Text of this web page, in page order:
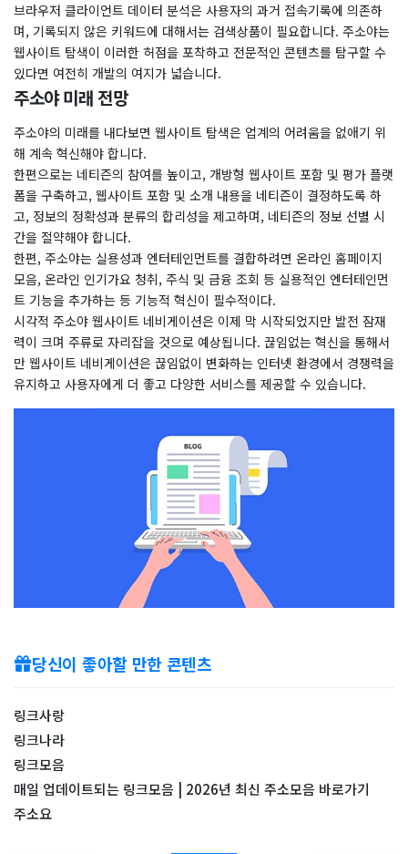
브라우저 클라이언트 데이터 분석은 사용자의 과거 접속기록에 의존하
며, 기록되지 않은 키워드에 대해서는 검색상품이 필요합니다. 주소야는
웹사이트 탐색이 이러한 허점을 포착하고 전문적인 콘텐츠를 탐구할 수
있다면 여전히 개발의 여지가 넓습니다.
주소야 미래 전망
주소야의 미래를 내다보면 웹사이트 탐색은 업계의 어려움을 없애기 위
해 계속 혁신해야 합니다.
한편으로는 네티즌의 참여를 높이고, 개방형 웹사이트 포함 및 평가 플랫
폼을 구축하고, 웹사이트 포함 및 소개 내용을 네티즌이 결정하도록 하
고, 정보의 정확성과 분류의 합리성을 제고하며, 네티즌의 정보 선별 시
간을 절약해야 합니다.
한편, 주소야는 실용성과 엔터테인먼트를 결합하려면 온라인 홈페이지
모음, 온라인 인기가요 청취, 주식 및 금융 조회 등 실용적인 엔터테인먼
트 기능을 추가하는 등 기능적 혁신이 필수적이다.
시각적 주소야 웹사이트 네비게이션은 이제 막 시작되었지만 발전 잠재
력이 크며 주류로 자리잡을 것으로 예상됩니다. 끊임없는 혁신을 통해서
만 웹사이트 네비게이션은 끊임없이 변화하는 인터넷 환경에서 경쟁력을
유지하고 사용자에게 더 좋고 다양한 서비스를 제공할 수 있습니다.
당신이 좋아할 만한 콘텐츠
링크사랑
링크나라
링크모음
매일 업데이트되는 링크모음 | 2026년 최신 주소모음 바로가기
주소요